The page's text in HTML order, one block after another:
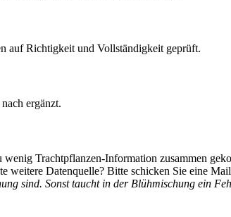
auf Richtigkeit und Vollständigkeit geprüft.
ergänzt.
Trachtpflanzen-Information zusammen
weitere Datenquelle? Bitte schicken Sie eine
sind. Sonst taucht in der Blühmischung ein